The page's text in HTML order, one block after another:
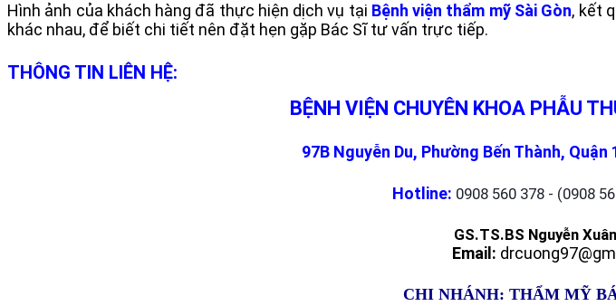
Hình ảnh của khách hàng đã thực hiện dịch vụ tại Bệnh viện thẩm mỹ Sài Gòn, kết
khác nhau, để biết chi tiết nên đặt hẹn gặp Bác Sĩ tư vấn trực tiếp.
THÔNG TIN LIÊN HỆ:
BỆNH VIỆN CHUYÊN KHOA PHẪU
97B Nguyễn Du, Phường Bến Thành,
Hotline: 0908 560 378 - (0908
GS.TS.BS Nguyễn
Email:
CHI NHÁNH: THẨM MỸ